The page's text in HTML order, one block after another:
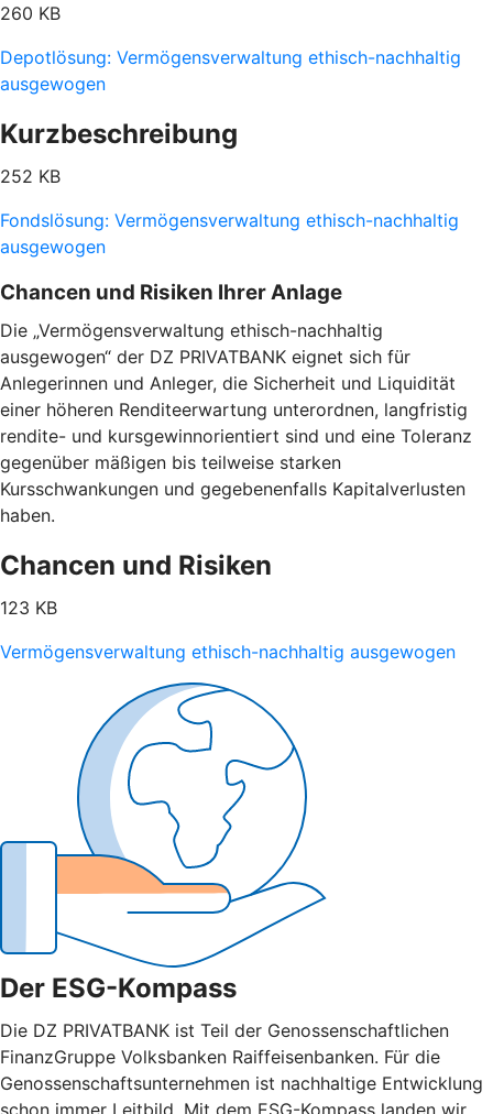
260 KB
Depotlösung: Vermögensverwaltung ethisch-nachhaltig
ausgewogen
Kurzbeschreibung
252 KB
Fondslösung: Vermögensverwaltung ethisch-nachhaltig
ausgewogen
Chancen und Risiken Ihrer Anlage
Die „Vermögensverwaltung ethisch-nachhaltig
ausgewogen“ der DZ PRIVATBANK eignet sich für
Anlegerinnen und Anleger, die Sicherheit und Liquidität
einer höheren Renditeerwartung unterordnen, langfristig
rendite- und kursgewinnorientiert sind und eine Toleranz
gegenüber mäßigen bis teilweise starken
Kursschwankungen und gegebenenfalls Kapitalverlusten
haben.
Chancen und Risiken
123 KB
Vermögensverwaltung ethisch-nachhaltig ausgewogen
Der ESG-Kompass
Die DZ PRIVATBANK ist Teil der Genossenschaftlichen
FinanzGruppe Volksbanken Raiffeisenbanken. Für die
Genossenschaftsunternehmen ist nachhaltige Entwicklung
schon immer Leitbild. Mit dem ESG-Kompass landen wir